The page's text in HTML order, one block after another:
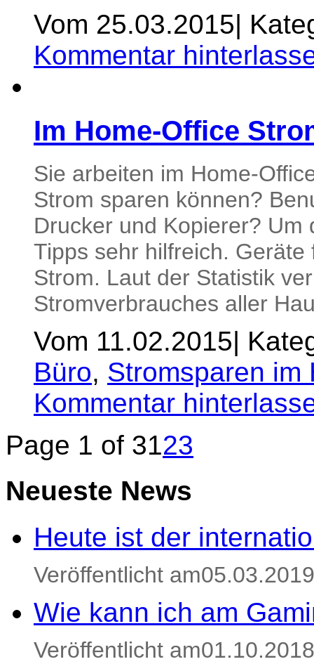
Vom 25.03.2015|
Kommentar
Im Home-Office
Sie arbeiten im Home-
Strom sparen können?
Drucker und Kopierer?
Tipps sehr hilfreich.
Strom. Laut der Statistik
Stromverbrauches aller
Vom 11.02.2015|
Büro, Stromsparen im
Kommentar
Page 1 of 3123
Neueste News
Heute ist der
Veröffentlicht am05.03.2019
Wie kann ich am
Veröffentlicht am01.10.2018